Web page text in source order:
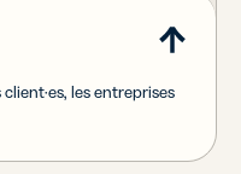
les entreprises